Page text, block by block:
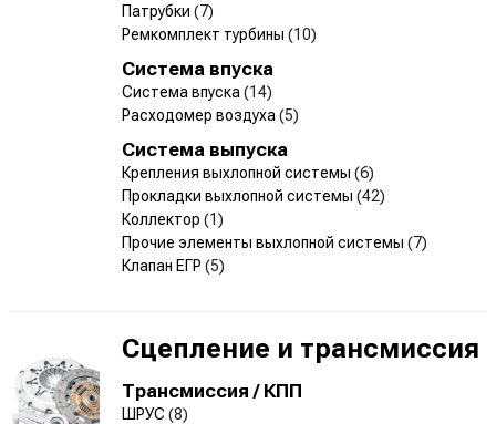
Патрубки (7)
Ремкомплект турбины (10)
Система впуска
Система впуска (14)
Расходомер воздуха (5)
Система выпуска
Крепления выхлопной системы (6)
Прокладки выхлопной системы (42)
Коллектор (1)
Прочие элементы выхлопной системы (7)
Клапан ЕГР (5)
Сцепление и трансмиссия
Трансмиссия / КПП
ШРУС (8)